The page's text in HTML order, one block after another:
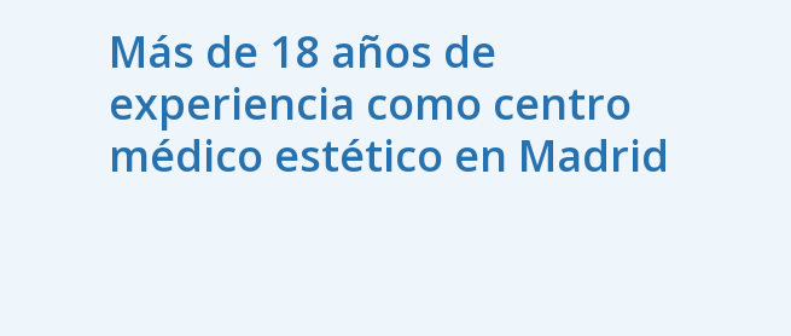
Más de 18 años de
experiencia como centro
médico estético en Madrid